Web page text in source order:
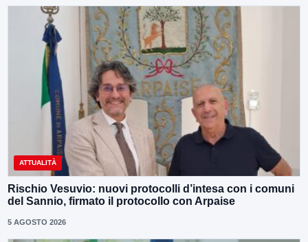
ATTUALITÀ
Rischio Vesuvio: nuovi protocolli d’intesa con i comuni
del Sannio, firmato il protocollo con Arpaise
5 AGOSTO 2026